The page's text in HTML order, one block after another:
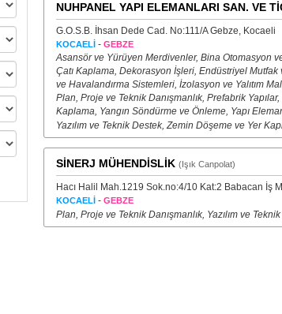
NUHPANEL YAPI ELEMANLARI SAN. VE
G.O.S.B. İhsan Dede Cad. No:111/A Gebze, Kocaeli
KOCAELİ- GEBZE
Asansör ve Yürüyen Merdivenler, Bina Otomasyon
Çatı Kaplama, Dekorasyon İşleri, Endüstriyel Mutfak
ve Havalandırma Sistemleri, İzolasyon ve Yalıtım
Plan, Proje ve Teknik Danışmanlık, Prefabrik
Kaplama, Yangın Söndürme ve Önleme, Yapı
Yazılım ve Teknik Destek, Zemin Döşeme ve Yer
SİNERJ MÜHENDİSLİK (Işık Canpolat)
Hacı Halil Mah.1219 Sok.no:4/10 Kat:2 Babacan İş
KOCAELİ- GEBZE
Plan, Proje ve Teknik Danışmanlık, Yazılım ve